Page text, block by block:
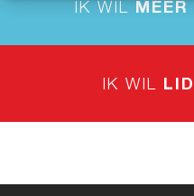
IK WIL
IK WIL